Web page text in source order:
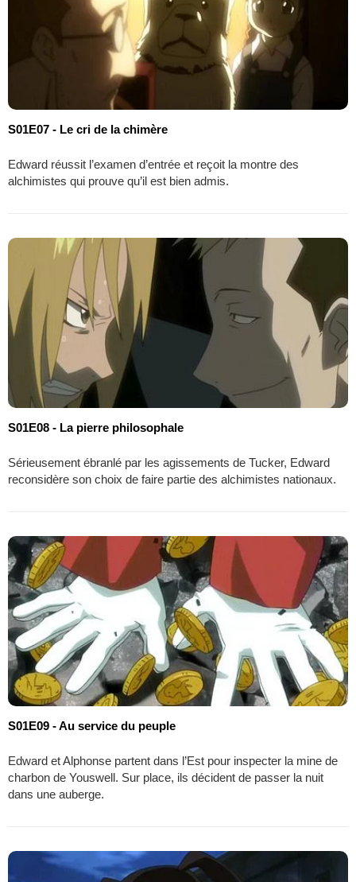
S01E07 - Le cri de la chimère
Edward réussit l’examen d’entrée et reçoit la montre des
alchimistes qui prouve qu’il est bien admis.
S01E08 - La pierre philosophale
Sérieusement ébranlé par les agissements de Tucker, Edward
reconsidère son choix de faire partie des alchimistes nationaux.
S01E09 - Au service du peuple
Edward et Alphonse partent dans l’Est pour inspecter la mine de
charbon de Youswell. Sur place, ils décident de passer la nuit
dans une auberge.